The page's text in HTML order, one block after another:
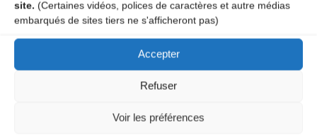
site. (Certaines vidéos, polices de caractères et autre médias
embarqués de sites tiers ne s'afficheront pas)
Accepter
Refuser
Voir les préférences
Votre adresse e-mail ne sera pas publiée. Les champs